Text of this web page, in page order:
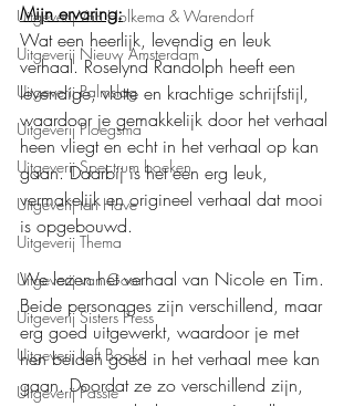
Uitgeverij Van Holkema & Warendorf
Uitgeverij Nieuw Amsterdam
Uitgeverij Palmslag
Uitgeverij Ploegsma
Uitgeverij Spectrum boeken
Uitgeverij ten Have
Uitgeverij Thema
Uitgeverij van Goor
Uitgeverij Sisters Press
Uitgeverij Loft Books
Uitgeverij Passie
Mijn ervaring:
Wat een heerlijk, levendig en leuk
verhaal. Roselynd Randolph heeft een
levendige, vlotte en krachtige schrijfstijl,
waardoor je gemakkelijk door het verhaal
heen vliegt en echt in het verhaal op kan
gaan. Daarbij is het een erg leuk,
vermakelijk en origineel verhaal dat mooi
is opgebouwd.
We lezen het verhaal van Nicole en Tim.
Beide personages zijn verschillend, maar
erg goed uitgewerkt, waardoor je met
hen beiden goed in het verhaal mee kan
gaan. Doordat ze zo verschillend zijn,